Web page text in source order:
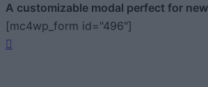
A customizable modal perfect for
[mc4wp_form id="496"]